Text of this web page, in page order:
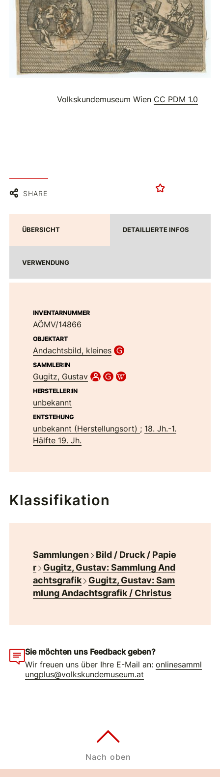
Volkskundemuseum Wien CC PDM 1.0
SHARE
ÜBERSICHT DETAILLIERTE INFOS
VERWENDUNG
INVENTARNUMMER
AÖMV/14866
OBJEKTART
Andachtsbild, kleines
SAMMLER:IN
Gugitz, Gustav
HERSTELLER:IN
unbekannt
ENTSTEHUNG
unbekannt (Herstellungsort) ; 18. Jh.-1.
Hälfte 19. Jh.
Klassifikation
Sammlungen
Bild / Druck / Papie
r
Gugitz, Gustav: Sammlung And
achtsgrafik
Gugitz, Gustav: Sam
mlung Andachtsgrafik / Christus
Sie möchten uns Feedback geben?
Wir freuen uns über Ihre E-Mail an:onlinesamml
ungplus@volkskundemuseum.at
Nach oben